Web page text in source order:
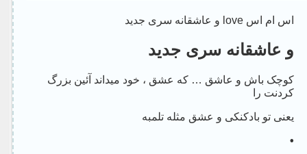
اس ام اس love و عاشقانه سری جدید
و عاشقانه سری جدید
کوچک باش و عاشق … که عشق ، خود میداند آئین بزرگ
کردنت را
یعنی تو بادکنکی و عشق مثله تلمبه
•